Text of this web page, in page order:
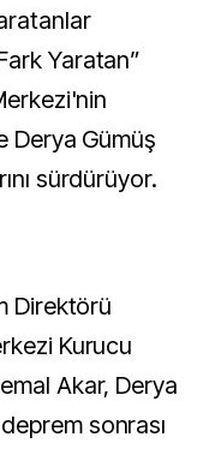
Yaratan”
Derya Gümüş
sürdürüyor.
Direktörü
Kurucu
Akar, Derya
sonrası